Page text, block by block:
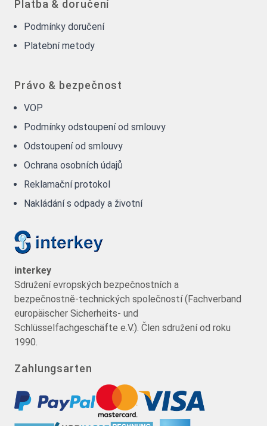
Platba & doručení
Podmínky doručení
Platební metody
Právo & bezpečnost
VOP
Podmínky odstoupení od smlouvy
Odstoupení od smlouvy
Ochrana osobních údajů
Reklamační protokol
Nakládání s odpady a životní
interkey
Sdružení evropských bezpečnostních a
bezpečnostně-technických společností (Fachverband
europäischer Sicherheits- und
Schlüsselfachgeschäfte e.V.). Člen sdružení od roku
1990.
Zahlungsarten